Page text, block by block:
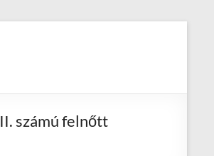
számú felnőtt